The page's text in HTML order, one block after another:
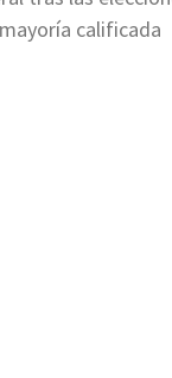
calificada